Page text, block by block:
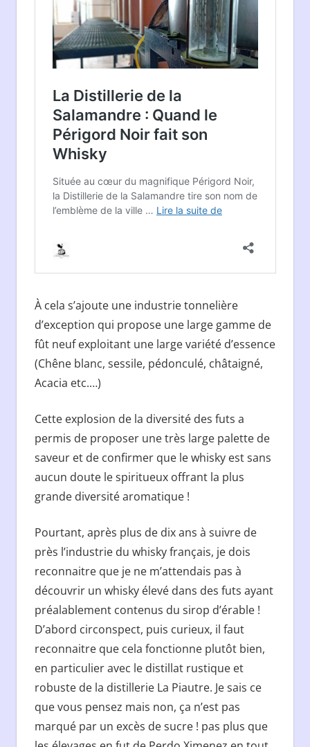
À cela s’ajoute une industrie tonnelière
d’exception qui propose une large gamme de
fût neuf exploitant une large variété d’essence
(Chêne blanc, sessile, pédonculé, châtaigné,
Acacia etc.…)
Cette explosion de la diversité des futs a
permis de proposer une très large palette de
saveur et de confirmer que le whisky est sans
aucun doute le spiritueux offrant la plus
grande diversité aromatique !
Pourtant, après plus de dix ans à suivre de
près l’industrie du whisky français, je dois
reconnaitre que je ne m’attendais pas à
découvrir un whisky élevé dans des futs ayant
préalablement contenus du sirop d’érable !
D’abord circonspect, puis curieux, il faut
reconnaitre que cela fonctionne plutôt bien,
en particulier avec le distillat rustique et
robuste de la distillerie La Piautre. Je sais ce
que vous pensez mais non, ça n’est pas
marqué par un excès de sucre ! pas plus que